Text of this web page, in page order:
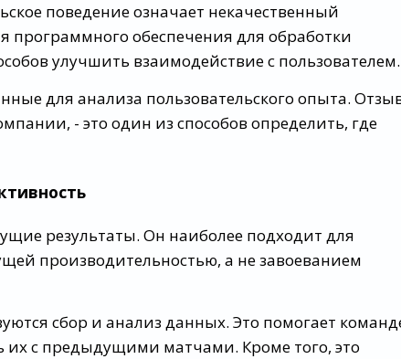
поведение означает некачественный
программного обеспечения для обработки
улучшить взаимодействие с пользователем.
для анализа пользовательского опыта.
- это один из способов определить, где
результаты. Он наиболее подходит для
производительностью, а не завоеванием
сбор и анализ данных. Это помогает
их с предыдущими матчами. Кроме того, это